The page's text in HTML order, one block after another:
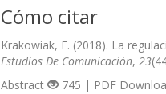
Cómo citar
Krakowiak, F. (2018). La
Estudios De Comunicación, 23
Abstract 745 | PDF